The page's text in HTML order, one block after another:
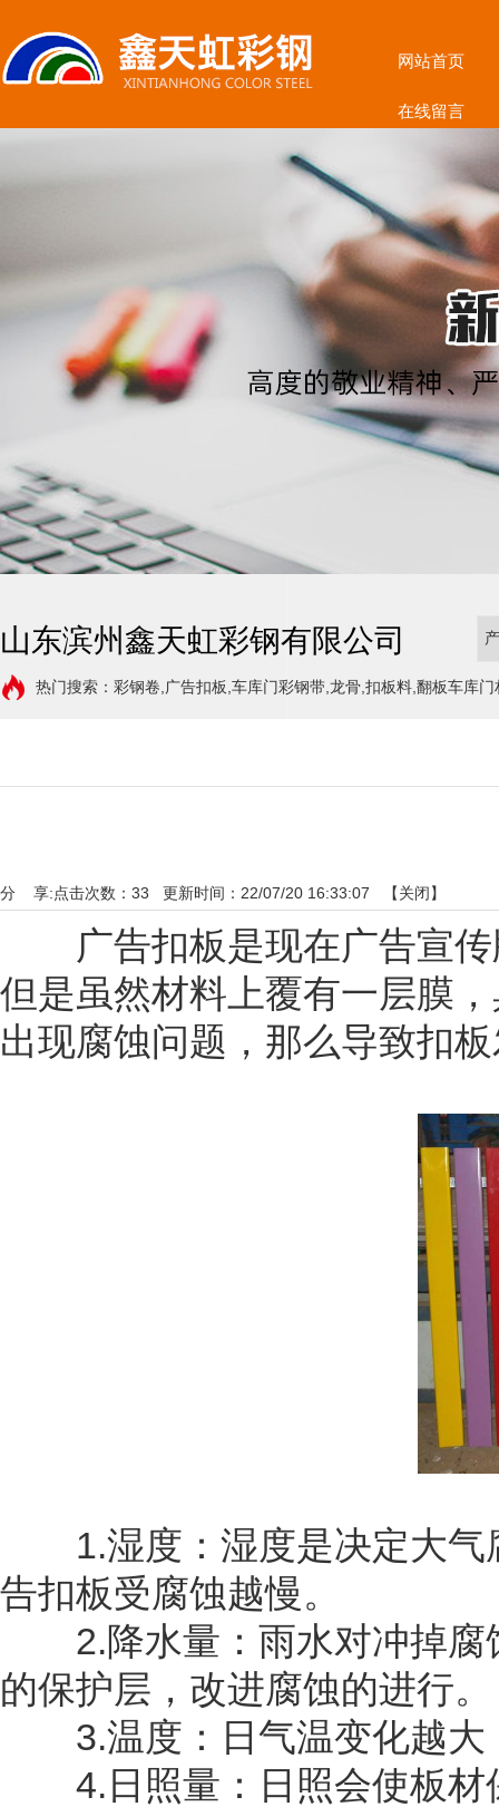
网站首页
在线留言
山东滨州鑫天虹彩钢有限公司
热门搜索：彩钢卷,广告扣板,车库门彩钢带,龙骨,扣板料,翻板车库
点击次数： 33 更新时间：22/07/20 16:33:07 【关闭】
分 享:
广告扣板是现在广告宣传
但是虽然材料上覆有一层膜
出现腐蚀问题，那么导致扣
1.湿度：湿度是决定大气
告扣板受腐蚀越慢。
2.降水量：雨水对冲掉腐
的保护层，改进腐蚀的进行。
3.温度：日气温变化越大
4.日照量：日照会使板材